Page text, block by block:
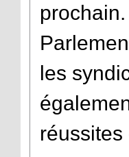
les